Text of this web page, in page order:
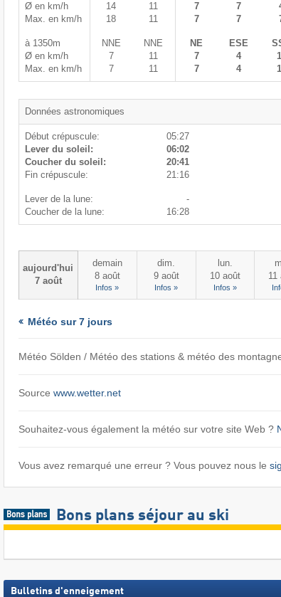
Ø en km/h
Max. en km/h
14
18
11
11
7
7
7
7
à 1350m
Ø en km/h
Max. en km/h
NNE
7
7
NNE
11
11
NE
7
7
ESE
4
4
Données astronomiques
Début crépuscule:
Lever du soleil:
Coucher du soleil:
Fin crépuscule:
05:27
06:02
20:41
21:16
Lever de la lune:
Coucher de la lune:
-
16:28
aujourd'hui
7 août
demain
8 août
Infos »
dim.
9 août
Infos »
lun.
10 août
Infos »
11
Météo sur 7 jours
Météo Sölden / Météo des stations & météo des
Source www.wetter.net
Souhaitez-vous également la météo sur votre site Web ?
Vous avez remarqué une erreur ? Vous pouvez nous le
Bons plans séjour au ski
Bulletins d'enneigement